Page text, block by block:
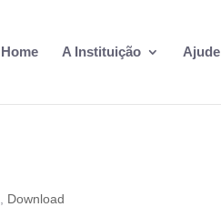
Home A Instituição Ajude
Download